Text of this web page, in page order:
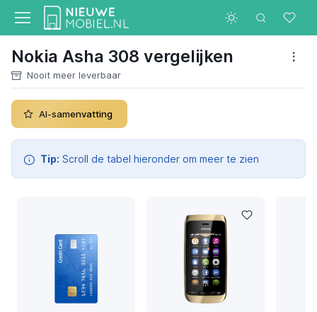
Nokia Asha 308 vergelijken
Nooit meer leverbaar
AI-samenvatting
Tip: Scroll de tabel hieronder om meer te zien